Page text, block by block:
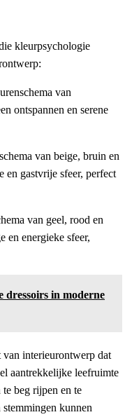
kleurpsychologie
van
ontspannen en serene
van beige, bruin en
en gastvrije sfeer, perfect
van geel, rood en
en energieke sfeer,
dressoirs in moderne
interieurontwerp dat
aantrekkelijke leefruimte
beg rijpen en te
kunnen